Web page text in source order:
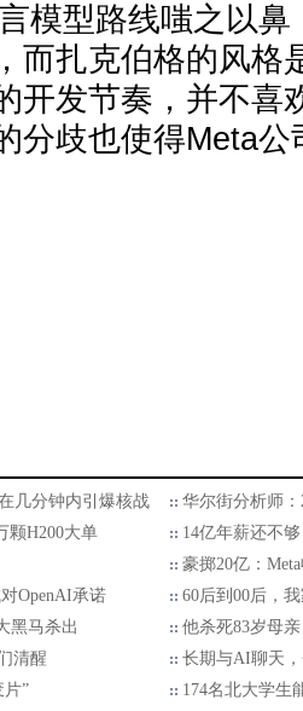
模型路线嗤之以
而扎克伯格的风格
开发节奏，并不喜
分歧也使得Meta
几分钟内引爆核战
华尔街分析师
颗H200大单
14亿年薪还不
豪掷20亿：
OpenAI承诺
60后到00后，
黑马杀出
他杀死83岁母
清醒
长期与AI聊天
片”
174名北大学生